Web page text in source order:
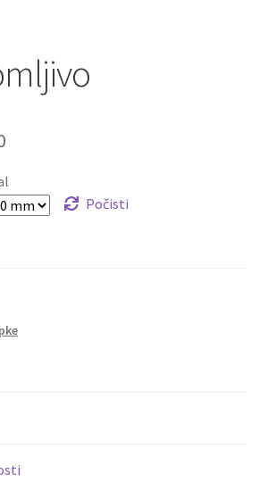
Cenovni
razpon:
od
Počisti